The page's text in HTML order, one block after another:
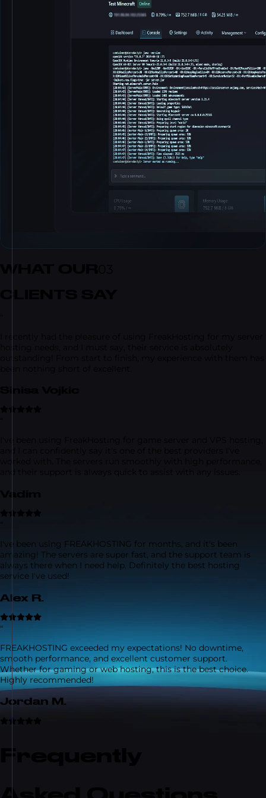
“
I've been using FREAKHOSTING for months, and it's been
amazing! The servers are super fast, and the support team is
always there when I need help. Definitely the best hosting
service I've used!
Alex R.
“
FREAKHOSTING exceeded my expectations! No downtime,
smooth performance, and excellent customer support.
Whether for gaming or web hosting, this is the best choice.
Highly recommended!
Jordan M.